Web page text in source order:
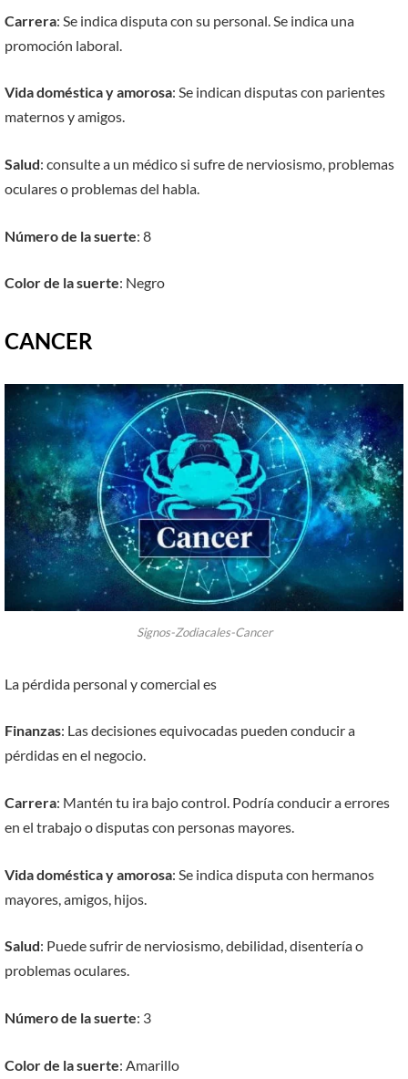
Carrera: Se indica disputa con su personal. Se indica una
promoción laboral.
Vida doméstica y amorosa: Se indican disputas con parientes
maternos y amigos.
Salud: consulte a un médico si sufre de nerviosismo, problemas
oculares o problemas del habla.
Número de la suerte: 8
Color de la suerte: Negro
CANCER
Signos-Zodiacales-Cancer
La pérdida personal y comercial es
Finanzas: Las decisiones equivocadas pueden conducir a
pérdidas en el negocio.
Carrera: Mantén tu ira bajo control. Podría conducir a errores
en el trabajo o disputas con personas mayores.
Vida doméstica y amorosa: Se indica disputa con hermanos
mayores, amigos, hijos.
Salud: Puede sufrir de nerviosismo, debilidad, disentería o
problemas oculares.
Número de la suerte: 3
Color de la suerte: Amarillo